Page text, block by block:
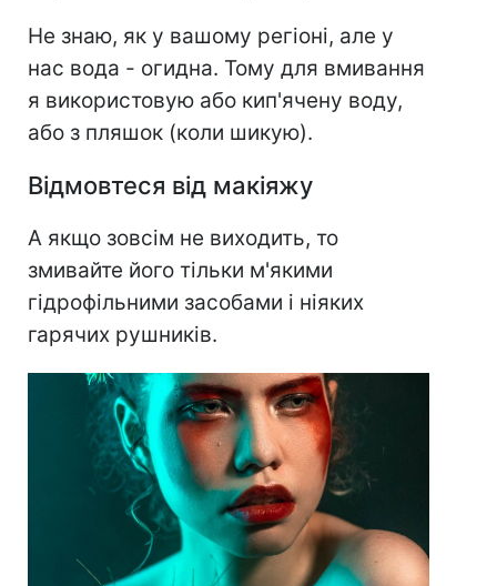
Не знаю, як у вашому регіоні, але у
нас вода - огидна. Тому для вмивання
я використовую або кип'ячену воду,
або з пляшок (коли шикую).⠀
Відмовтеся від макіяжу
А якщо зовсім не виходить, то
змивайте його тільки м'якими
гідрофільними засобами і ніяких
гарячих рушників.